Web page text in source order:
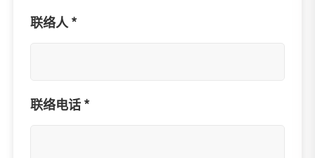
联络人 *
联络电话 *